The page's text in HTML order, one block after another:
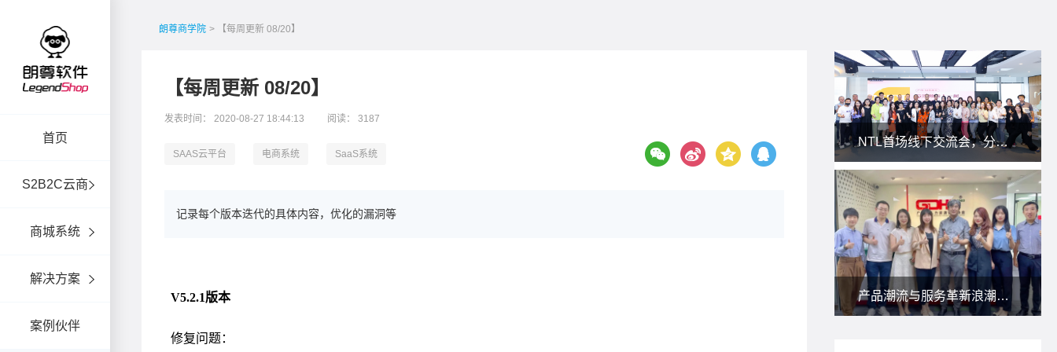
首页
S2B2C云商
商城系统
解决方案
案例伙伴
朗尊商学院 > 【每周更新 08/20】
【每周更新 08/20】
发表时间： 2020-08-27 18:44:13 阅读： 3187
SAAS云平台 电商系统 SaaS系统
记录每个版本迭代的具体内容，优化的漏洞等
NTL首场线下交流会，分享私域新玩法！
产品潮流与服务革新浪潮下，朗尊与省人协一起研讨：人力资源服务供应商如何应对？